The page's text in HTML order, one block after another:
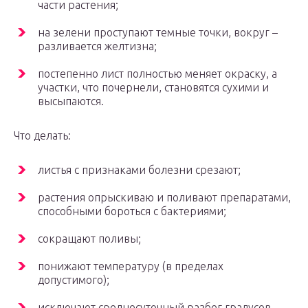
части растения;
на зелени проступают темные точки, вокруг –
разливается желтизна;
постепенно лист полностью меняет окраску, а
участки, что почернели, становятся сухими и
высыпаются.
Что делать:
листья с признаками болезни срезают;
растения опрыскиваю и поливают препаратами,
способными бороться с бактериями;
сокращают поливы;
понижают температуру (в пределах
допустимого);